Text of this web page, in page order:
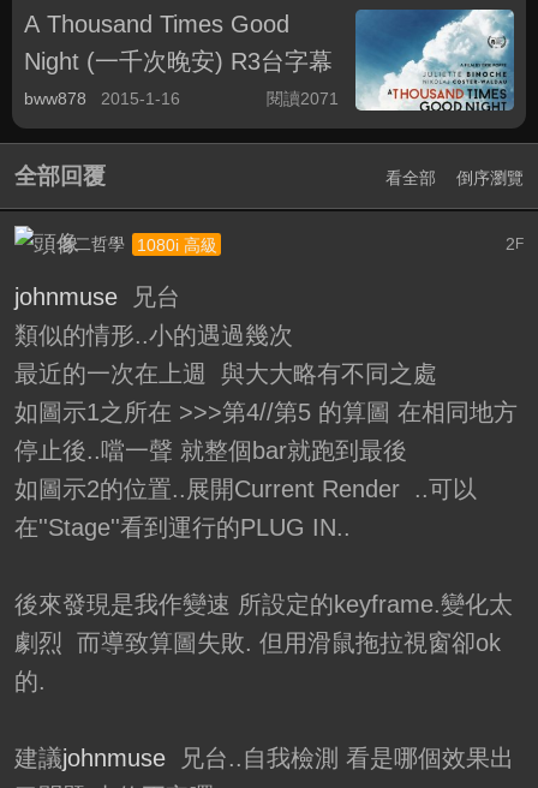
A Thousand Times Good
Night (一千次晚安) R3台字幕
bww878 2015-1-16 閱讀2071
全部回覆 看全部 倒序瀏覽
2 F
老二哲學 1080i 高級
johnmuse兄台
類似的情形..小的遇過幾次
最近的一次在上週 與大大略有不同之處
如圖示1之所在 >>>第4//第5 的算圖 在相同地方
停止後..噹一聲 就整個bar就跑到最後
如圖示2的位置..展開Current Render ..可以
在''Stage''看到運行的PLUG IN..
後來發現是我作變速 所設定的keyframe.變化太
劇烈 而導致算圖失敗. 但用滑鼠拖拉視窗卻ok
的.
建議johnmuse兄台..自我檢測 看是哪個效果出